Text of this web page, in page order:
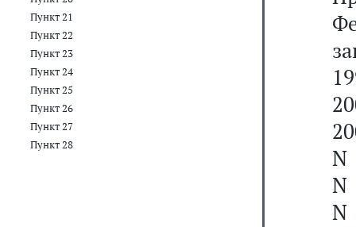
Пункт 21
Пункт 22
Пункт 23
Пункт 24
Пункт 25
Пункт 26
Пункт 27
Пункт 28
N
N
N